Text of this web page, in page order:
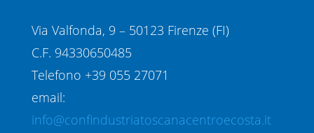
Via Valfonda, 9 – 50123 Firenze (FI)
C.F. 94330650485
Telefono +39 055 27071
email:
info@confindustriatoscanacentroecosta.it